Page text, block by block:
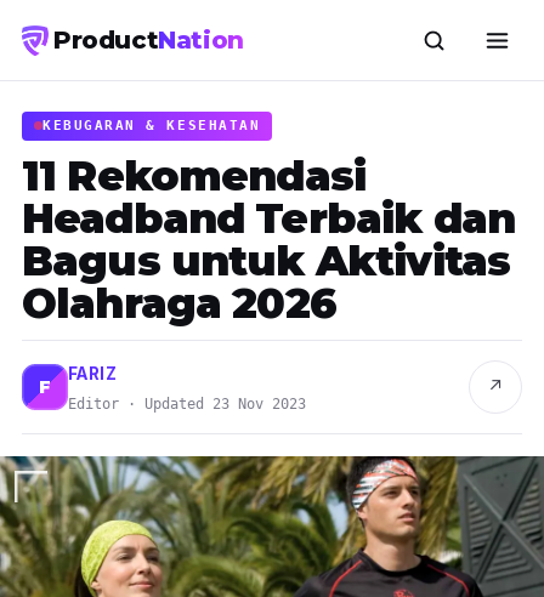
ProductNation
KEBUGARAN & KESEHATAN
11 Rekomendasi
Headband Terbaik dan
Bagus untuk Aktivitas
Olahraga 2026
F
FARIZ
Editor · Updated 23 Nov 2023
↗